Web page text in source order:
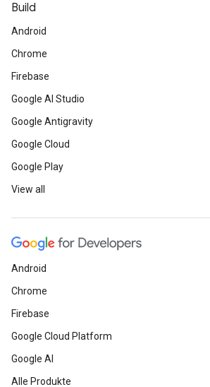
Build
Android
Chrome
Firebase
Google AI Studio
Google Antigravity
Google Cloud
Google Play
View all
Android
Chrome
Firebase
Google Cloud Platform
Google AI
Alle Produkte